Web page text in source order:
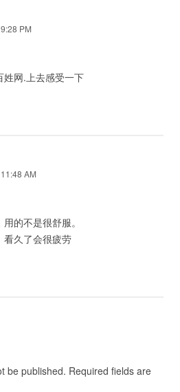
PM
姓网.上去感受一下
AM
的不是很舒服。
看久了会很疲劳
be published. Required fields are